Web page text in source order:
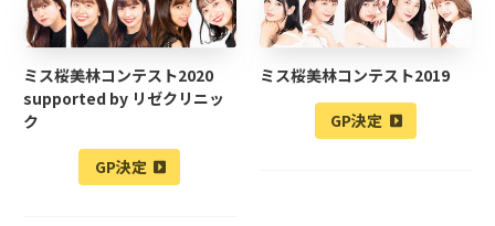
ミス桜美林コンテスト2020
supported by リゼクリニッ
ク
GP決定
ミス桜美林コンテスト2019
GP決定